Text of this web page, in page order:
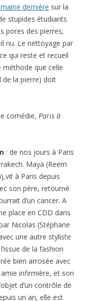
dernière sur la
stupides étudiants
pores des pierres,
nu. Le nettoyage par
qui reste et recueil
méthode que celle
de la pierre) doit
comédie, Paris à
: de nos jours à Paris
Maya (Reem
à Paris depuis
son père, retourné
d’un cancer. A
place en CDD dans
Nicolas (Stéphane
une autre styliste
de la fashion
bien arrosée avec
infirmière, et son
d’un contrôle de
un an, elle est